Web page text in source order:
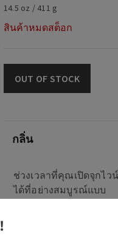
14.5 oz / 411 g
สินค้าหมดสต็อก
OUT OF STOCK
กลิ่น
ช่วงเวลาที่คุณเปิดจุกไ
ได้ที่อย่างสมบูรณ์แบบ
โน้ต: แอปเปิ้ลแช่ร้อน,
!